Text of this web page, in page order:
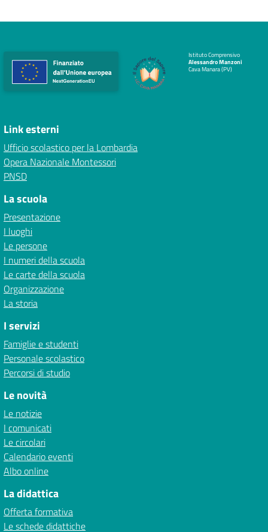
Istituto Comprensivo
Alessandro Manzoni
Cava Manara (PV)
Link esterni
Ufficio scolastico per la Lombardia
Opera Nazionale Montessori
PNSD
La scuola
Presentazione
I luoghi
Le persone
I numeri della scuola
Le carte della scuola
Organizzazione
La storia
I servizi
Famiglie e studenti
Personale scolastico
Percorsi di studio
Le novità
Le notizie
I comunicati
Le circolari
Calendario eventi
Albo online
La didattica
Offerta formativa
Le schede didattiche